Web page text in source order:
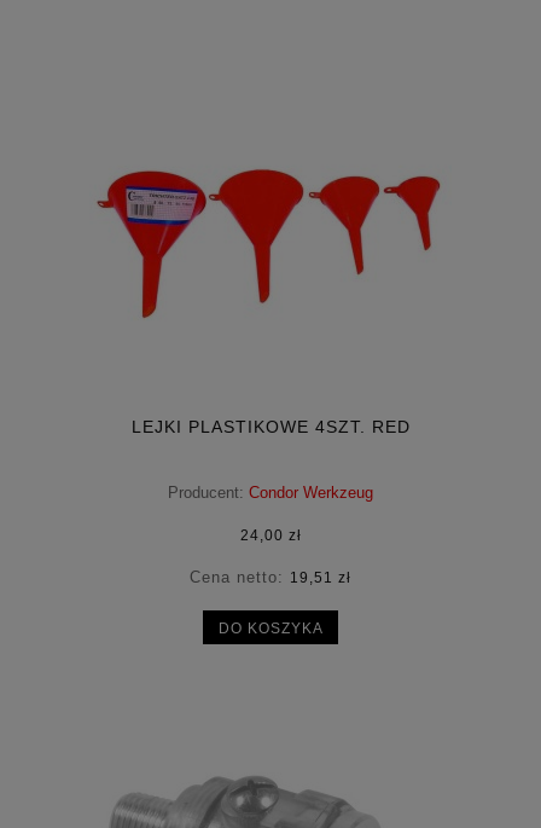
LEJKI PLASTIKOWE 4SZT. RED
Producent: Condor Werkzeug
24,00 zł
Cena netto: 19,51 zł
DO KOSZYKA